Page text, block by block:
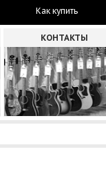
Как купить
КОНТАКТЫ